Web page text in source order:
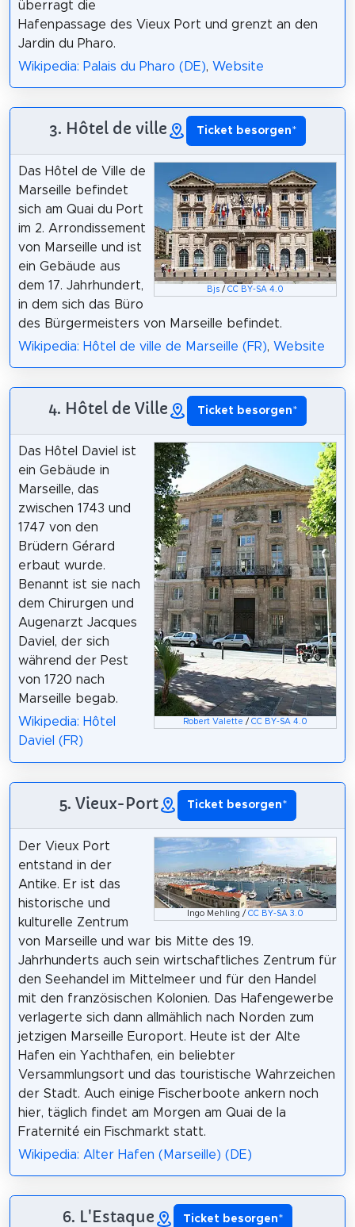
überragt die
Hafenpassage des Vieux Port und grenzt an den
Jardin du Pharo.
Wikipedia: Palais du Pharo (DE), Website
3. Hôtel de ville Ticket besorgen*
Bjs /CC BY-SA 4.0
Das Hôtel de Ville de
Marseille befindet
sich am Quai du Port
im 2. Arrondissement
von Marseille und ist
ein Gebäude aus
dem 17. Jahrhundert,
in dem sich das Büro
des Bürgermeisters von Marseille befindet.
Wikipedia: Hôtel de ville de Marseille (FR), Website
4. Hôtel de Ville Ticket besorgen*
Robert Valette /CC BY-SA 4.0
Das Hôtel Daviel ist
ein Gebäude in
Marseille, das
zwischen 1743 und
1747 von den
Brüdern Gérard
erbaut wurde.
Benannt ist sie nach
dem Chirurgen und
Augenarzt Jacques
Daviel, der sich
während der Pest
von 1720 nach
Marseille begab.
Wikipedia: Hôtel
Daviel (FR)
5. Vieux-Port Ticket besorgen*
Ingo Mehling /CC BY-SA 3.0
Der Vieux Port
entstand in der
Antike. Er ist das
historische und
kulturelle Zentrum
von Marseille und war bis Mitte des 19.
Jahrhunderts auch sein wirtschaftliches Zentrum für
den Seehandel im Mittelmeer und für den Handel
mit den französischen Kolonien. Das Hafengewerbe
verlagerte sich dann allmählich nach Norden zum
jetzigen Marseille Europort. Heute ist der Alte
Hafen ein Yachthafen, ein beliebter
Versammlungsort und das touristische Wahrzeichen
der Stadt. Auch einige Fischerboote ankern noch
hier, täglich findet am Morgen am Quai de la
Fraternité ein Fischmarkt statt.
Wikipedia: Alter Hafen (Marseille) (DE)
6. L'Estaque Ticket besorgen*